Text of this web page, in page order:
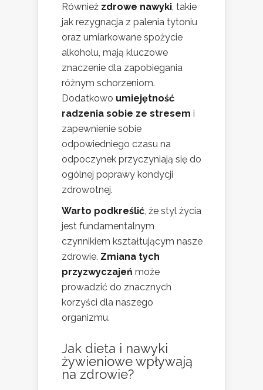
Również zdrowe nawyki , takie
jak rezygnacja z palenia tytoniu
oraz umiarkowane spożycie
alkoholu, mają kluczowe
znaczenie dla zapobiegania
różnym schorzeniom.
Dodatkowo umiejętność
radzenia sobie ze stresem i
zapewnienie sobie
odpowiedniego czasu na
odpoczynek przyczyniają się do
ogólnej poprawy kondycji
zdrowotnej.
Warto podkreślić , że styl życia
jest fundamentalnym
czynnikiem kształtującym nasze
zdrowie. Zmiana tych
przyzwyczajeń może
prowadzić do znacznych
korzyści dla naszego
organizmu.
Jak dieta i nawyki
żywieniowe wpływają
na zdrowie?